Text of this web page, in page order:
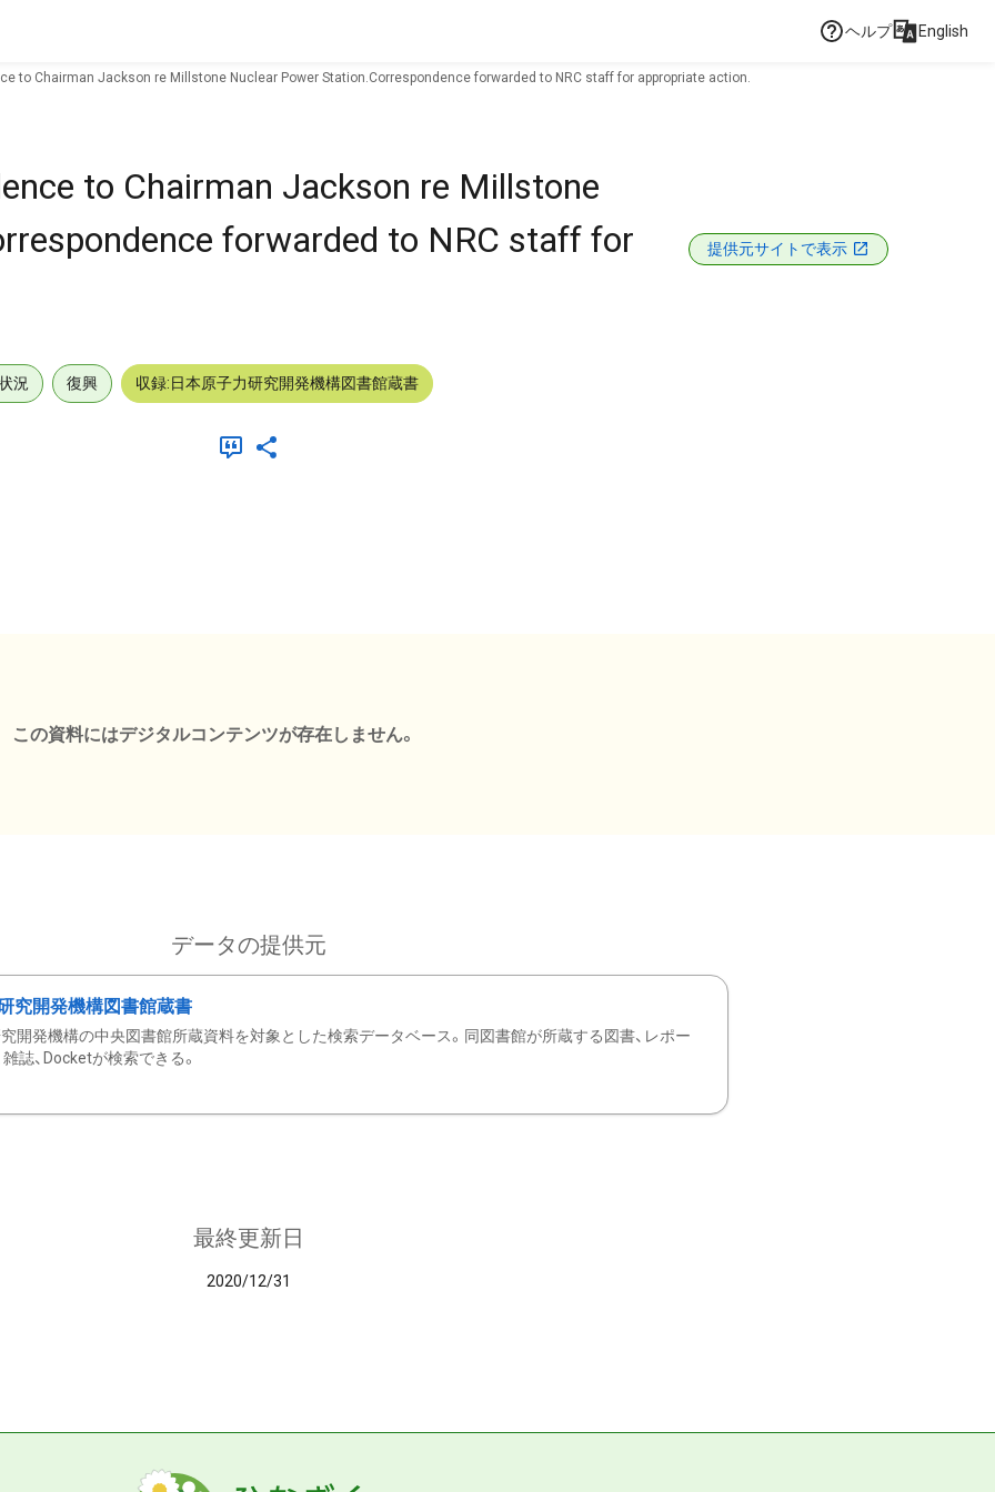
ヘルプ English
to Chairman Jackson re Millstone Nuclear Power Station.Correspondence forwarded to NRC staff for appropriate action.
to Chairman Jackson re Millstone
forwarded to NRC staff for
提供元サイトで表示
況 復興 収録:日本原子力研究開発機構図書館蔵書
この資料にはデジタルコンテンツが存在しません。
データの提供元
究開発機構図書館蔵書
開発機構の中央図書館所蔵資料を対象とした検索データベース。同図書館が所蔵する図書、レポー
雑誌、Docketが検索できる。
最終更新日
2020/12/31